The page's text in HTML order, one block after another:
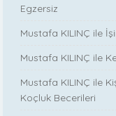
Egzersiz
Mustafa KILINÇ ile
Mustafa KILINÇ ile
Mustafa KILINÇ ile
Koçluk Becerileri